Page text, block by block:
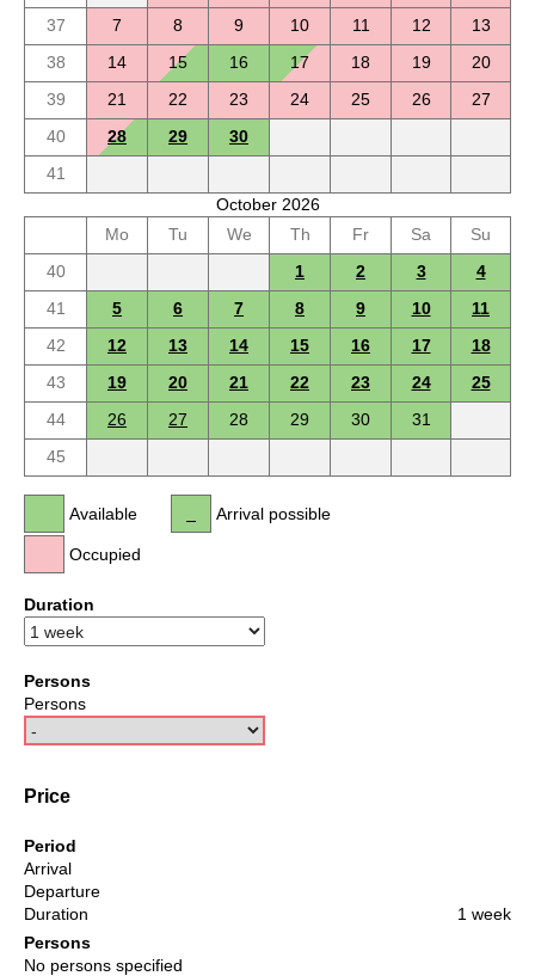
37
7 8 9 10 11 12
13
38
14 15 16 17 18 19
20
39
21 22 23 24 25 26
27
40
28 29
30
41
October 2026
Mo
Tu We Th Fr Sa
Su
40
1 2 3
4
41
5 6 7 8 9 10
11
42
12 13 14 15 16 17
18
43
19 20 21 22 23 24
25
44
26 27 28 29 30
31
45
Available
Occupied
Arrival possible
Duration
Persons
Persons
Price
Period
Arrival
Departure
Duration
1 week
Persons
No persons specified